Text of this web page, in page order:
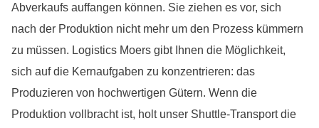
Abverkaufs auffangen können. Sie ziehen es vor, sich
nach der Produktion nicht mehr um den Prozess kümmern
zu müssen. Logistics Moers gibt Ihnen die Möglichkeit,
sich auf die Kernaufgaben zu konzentrieren: das
Produzieren von hochwertigen Gütern. Wenn die
Produktion vollbracht ist, holt unser Shuttle-Transport die